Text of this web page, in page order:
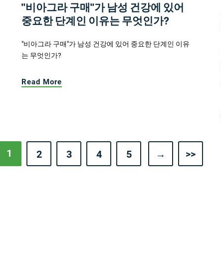
"비아그라 구매"가 남성 건강에 있어
중요한 단계인 이유는 무엇인가?
"비아그라 구매"가 남성 건강에 있어 중요한 단계인 이유
는 무엇인가?
Read More
1 2 3 4 5 → >>